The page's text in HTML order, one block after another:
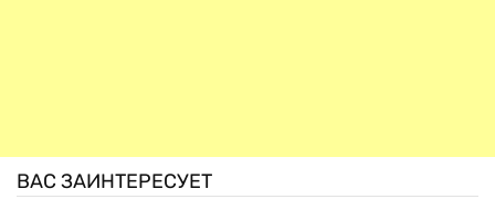
ВАС ЗАИНТЕРЕСУЕТ